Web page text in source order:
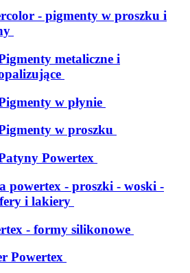
- pigmenty w proszku i
metaliczne i
w płynie
w proszku
Powertex
powertex - proszki - woski -
i lakiery
- formy silikonowe
Powertex